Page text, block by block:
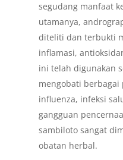
segudang manfaat
utamanya,
diteliti dan terbukti
inflamasi,
ini telah digunakan
mengobati berbagai
influenza, infeksi
gangguan
sambiloto sangat
obatan herbal.